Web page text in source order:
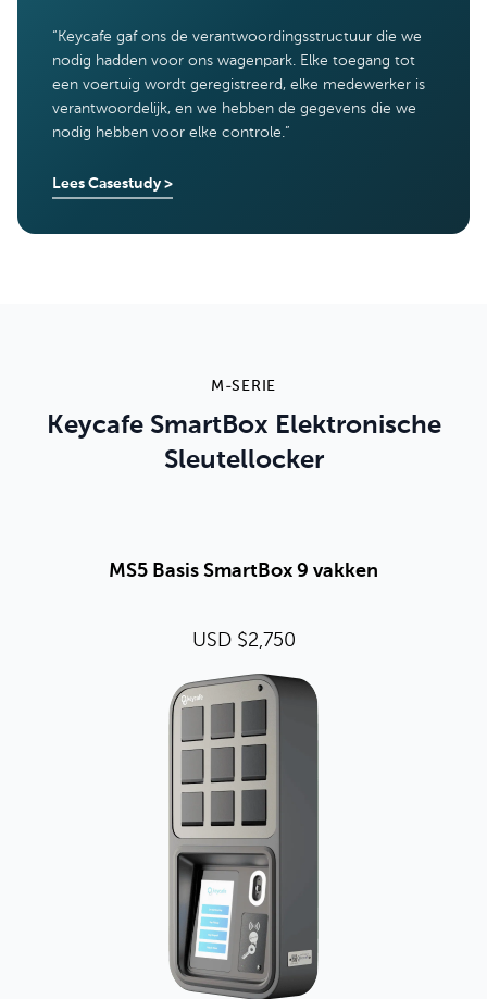
“ Keycafe gaf ons de verantwoordingsstructuur die we
nodig hadden voor ons wagenpark. Elke toegang tot
een voertuig wordt geregistreerd, elke medewerker is
verantwoordelijk, en we hebben de gegevens die we
nodig hebben voor elke controle.”
Lees Casestudy >
M-SERIE
Keycafe SmartBox Elektronische
Sleutellocker
MS5 Basis SmartBox 9 vakken
USD $2,750